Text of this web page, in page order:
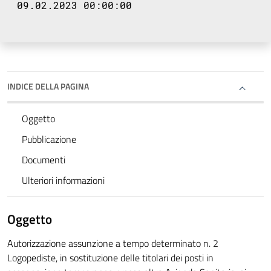
09.02.2023 00:00:00
INDICE DELLA PAGINA
Oggetto
Pubblicazione
Documenti
Ulteriori informazioni
Oggetto
Autorizzazione assunzione a tempo determinato n. 2
Logopediste, in sostituzione delle titolari dei posti in